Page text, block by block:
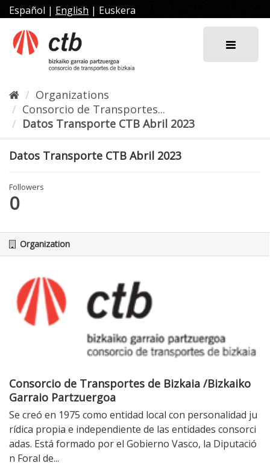
Skip
to
content
Español | English | Euskera
Organizations
Consorcio de Transportes...
Datos Transporte CTB Abril 2023
Datos Transporte CTB Abril 2023
Followers
0
Organization
Consorcio de Transportes de Bizkaia /Bizkaiko
Garraio Partzuergoa
Se creó en 1975 como entidad local con personalidad ju
rídica propia e independiente de las entidades consorci
adas. Está formado por el Gobierno Vasco, la Diputació
n Foral de...